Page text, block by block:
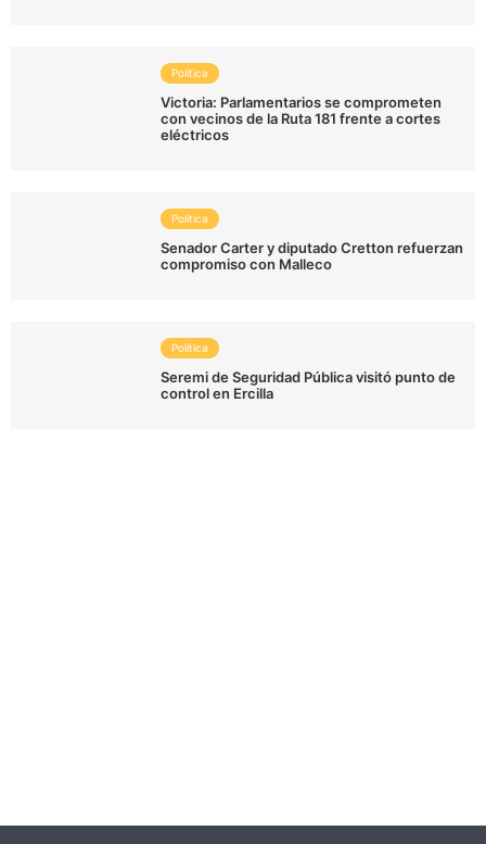
Política
Victoria: Parlamentarios se comprometen
con vecinos de la Ruta 181 frente a cortes
eléctricos
Política
Senador Carter y diputado Cretton refuerzan
compromiso con Malleco
Política
Seremi de Seguridad Pública visitó punto de
control en Ercilla